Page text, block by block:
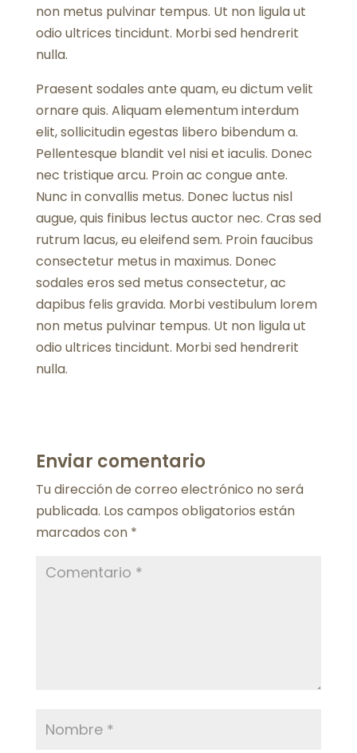
non metus pulvinar tempus. Ut non ligula ut
odio ultrices tincidunt. Morbi sed hendrerit
nulla.
Praesent sodales ante quam, eu dictum velit
ornare quis. Aliquam elementum interdum
elit, sollicitudin egestas libero bibendum a.
Pellentesque blandit vel nisi et iaculis. Donec
nec tristique arcu. Proin ac congue ante.
Nunc in convallis metus. Donec luctus nisl
augue, quis finibus lectus auctor nec. Cras sed
rutrum lacus, eu eleifend sem. Proin faucibus
consectetur metus in maximus. Donec
sodales eros sed metus consectetur, ac
dapibus felis gravida. Morbi vestibulum lorem
non metus pulvinar tempus. Ut non ligula ut
odio ultrices tincidunt. Morbi sed hendrerit
nulla.
Enviar comentario
Tu dirección de correo electrónico no será
publicada. Los campos obligatorios están
marcados con *